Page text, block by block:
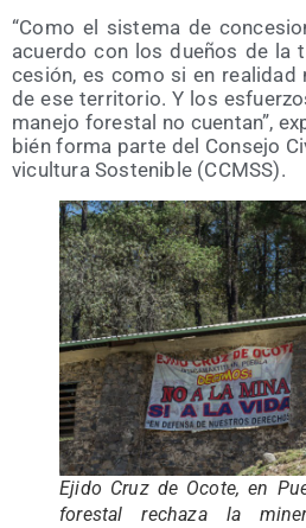
“Como el sis­te­ma de
acuer­do con los due­ños de la
ce­sión, es como si en reali­dad
de ese terri­to­rio. Y los
mane­jo fores­tal no cuen­tan”,
bién for­ma par­te del Con­se­jo
vi­cul­tu­ra Sos­te­ni­ble (CCMSS).
Eji­do Cruz de Oco­te, en
fores­tal recha­za la